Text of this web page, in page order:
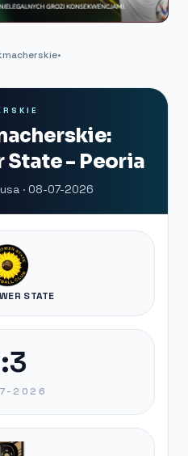
•
State - Peoria
· 08-07-2026
STATE
2026